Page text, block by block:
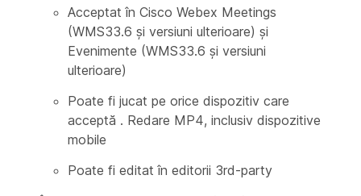
Acceptat în Cisco Webex Meetings
(WMS33.6 și versiuni ulterioare) și
Evenimente (WMS33.6 și versiuni
ulterioare)
Poate fi jucat pe orice dispozitiv care
acceptă . Redare MP4, inclusiv dispozitive
mobile
Poate fi editat în editorii 3rd-party